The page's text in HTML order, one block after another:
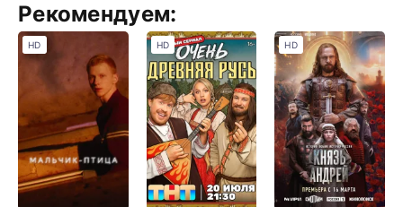
Рекомендуем:
HD HD HD